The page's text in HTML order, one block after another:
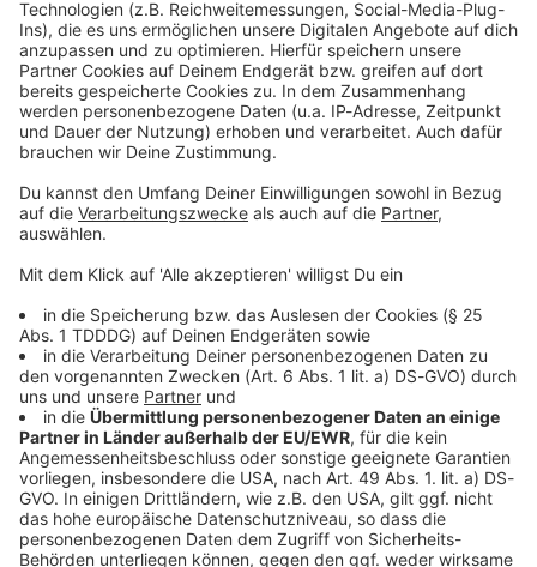
Kontaktformular
Sprachnachricht
© dpa-infocom, dpa:251002-930-115833/1
Bayern